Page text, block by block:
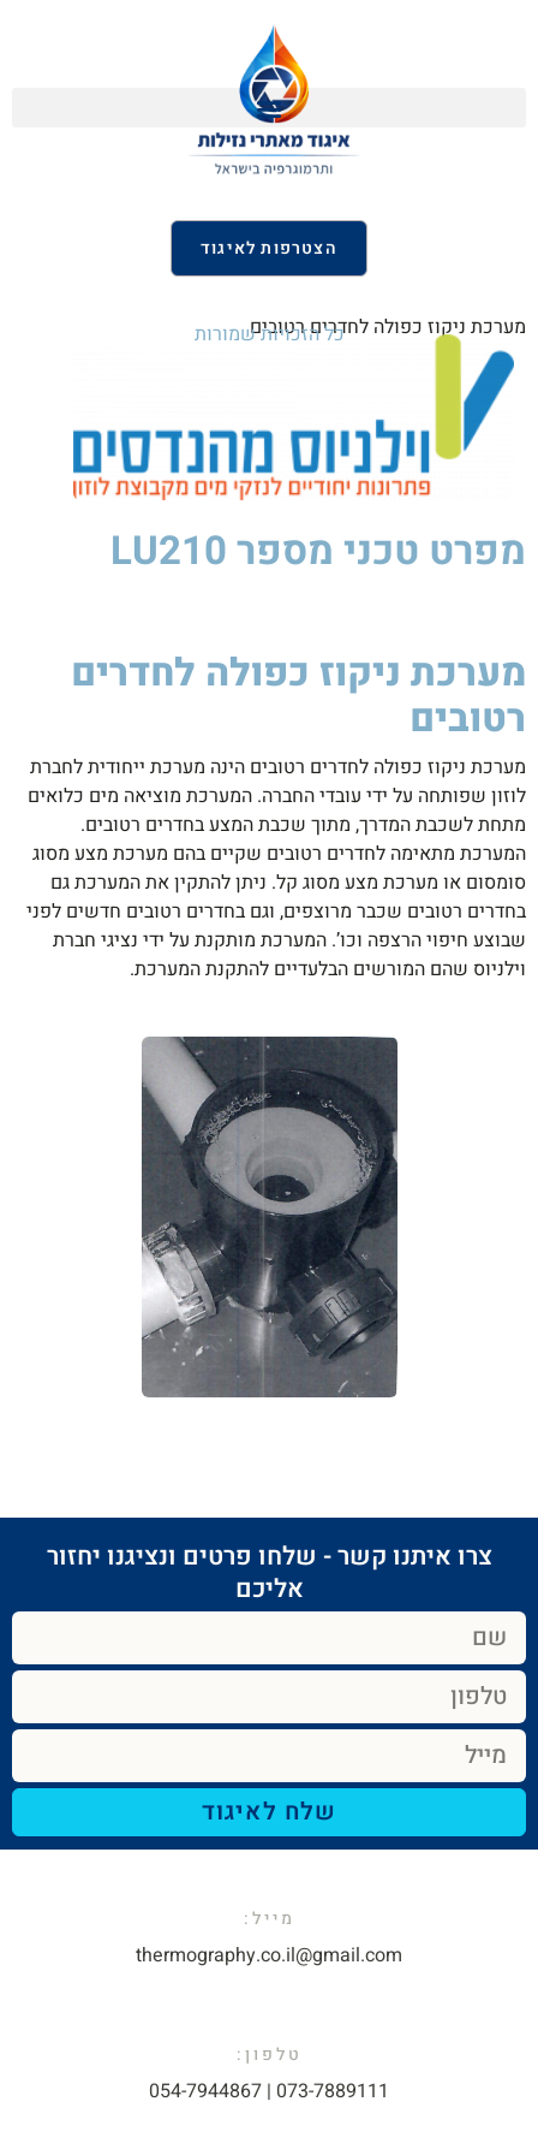
הצטרפות לאיגוד
מערכת ניקוז כפולה לחדרים רטובים
כל הזכויות שמורות
מפרט טכני מספר LU210
מערכת ניקוז כפולה לחדרים
רטובים
מערכת ניקוז כפולה לחדרים רטובים הינה מערכת ייחודית לחברת
לוזון שפותחה על ידי עובדי החברה. המערכת מוציאה מים כלואים
מתחת לשכבת המדרך, מתוך שכבת המצע בחדרים רטובים.
המערכת מתאימה לחדרים רטובים שקיים בהם מערכת מצע מסוג
סומסום או מערכת מצע מסוג קל. ניתן להתקין את המערכת גם
בחדרים רטובים שכבר מרוצפים, וגם בחדרים רטובים חדשים לפני
שבוצע חיפוי הרצפה וכו’. המערכת מותקנת על ידי נציגי חברת
וילניוס שהם המורשים הבלעדיים להתקנת המערכת.
צרו איתנו קשר - שלחו פרטים ונציגנו יחזור
אליכם​
שלח לאיגוד
מייל:​
thermography.co.il@gmail.com​
טלפון:
073-7889111 | 054-7944867​